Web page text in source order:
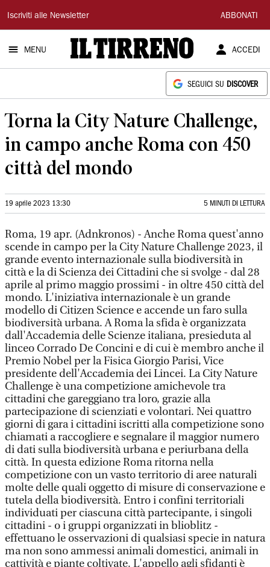
Il
Tirreno
Iscriviti alle Newsletter ABBONATI
MENU ACCEDI
SEGUICI SU DISCOVER
Torna la City Nature Challenge,
in campo anche Roma con 450
città del mondo
19 aprile 2023 13:30 5 MINUTI DI LETTURA
Roma, 19 apr. (Adnkronos) - Anche Roma quest'anno
scende in campo per la City Nature Challenge 2023, il
grande evento internazionale sulla biodiversità in
città e la di Scienza dei Cittadini che si svolge - dal 28
aprile al primo maggio prossimi - in oltre 450 città del
mondo. L'iniziativa internazionale è un grande
modello di Citizen Science e accende un faro sulla
biodiversità urbana. A Roma la sfida è organizzata
dall'Accademia delle Scienze italiana, presieduta al
linceo Corrado De Concini e di cui è membro anche il
Premio Nobel per la Fisica Giorgio Parisi, Vice
presidente dell'Accademia dei Lincei. La City Nature
Challenge è una competizione amichevole tra
cittadini che gareggiano tra loro, grazie alla
partecipazione di scienziati e volontari. Nei quattro
giorni di gara i cittadini iscritti alla competizione sono
chiamati a raccogliere e segnalare il maggior numero
di dati sulla biodiversità urbana e periurbana della
città. In questa edizione Roma ritorna nella
competizione con un vasto territorio di aree naturali
molte delle quali oggetto di misure di conservazione e
tutela della biodiversità. Entro i confini territoriali
individuati per ciascuna città partecipante, i singoli
cittadini - o i gruppi organizzati in blioblitz -
effettuano le osservazioni di qualsiasi specie in natura
ma non sono ammessi animali domestici, animali in
cattività e piante coltivate. L'appello agli sfidanti è